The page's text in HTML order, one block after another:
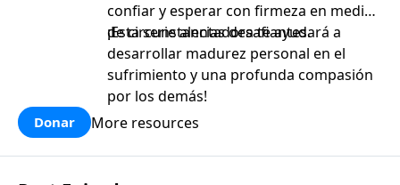
confiar y esperar con firmeza en medio
de circunstancias desafiantes.
¡Esta serie alentadora te ayudará a
desarrollar madurez personal en el
sufrimiento y una profunda compasión
por los demás!
Donar More resources